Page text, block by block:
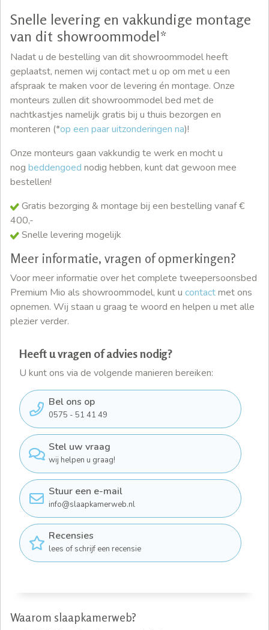
Snelle levering en vakkundige montage
van dit showroommodel*
Nadat u de bestelling van dit showroommodel heeft
geplaatst, nemen wij contact met u op om met u een
afspraak te maken voor de levering én montage. Onze
monteurs zullen dit showroommodel bed met de
nachtkastjes namelijk gratis bij u thuis bezorgen en
monteren (*op een paar uitzonderingen na)!
Onze monteurs gaan vakkundig te werk en mocht u
nog beddengoed nodig hebben, kunt dat gewoon mee
bestellen!
Gratis bezorging & montage bij een bestelling vanaf €
400,-
Snelle levering mogelijk
Meer informatie, vragen of opmerkingen?
Voor meer informatie over het complete tweepersoonsbed
Premium Mio als showroommodel, kunt u contactmet ons
opnemen. Wij staan u graag te woord en helpen u met alle
plezier verder.
Heeft u vragen of advies nodig?
U kunt ons via de volgende manieren bereiken:
Bel ons op
0575 - 51 41 49
Stel uw vraag
wij helpen u graag!
Stuur een e-mail
info@slaapkamerweb.nl
Recensies
lees of schrijf een recensie
Waarom slaapkamerweb?